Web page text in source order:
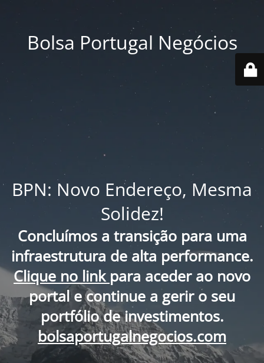
Bolsa Portugal Negócios
BPN: Novo Endereço, Mesma
Solidez!
Concluímos a transição para uma
infraestrutura de alta performance.
Clique no link para aceder ao novo
portal e continue a gerir o seu
portfólio de investimentos.
bolsaportugalnegocios.com